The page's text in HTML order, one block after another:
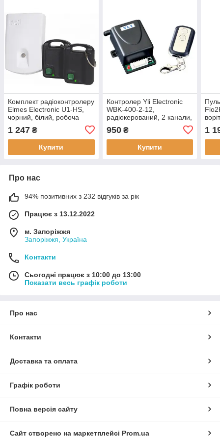
Комплект радіоконтролеру
Elmes Electronic U1-HS,
чорний, білий, робоча
1 247 ₴
Купити
Контролер Yli Electronic
WBK-400-2-12,
радіокерований, 2 канали,
12В, до 50 м, максимум
29 брелоків
950₴
Купити
1
Про нас
94% позитивних з 232 відгуків за рік
Працює з 13.12.2022
м. Запоріжжя
Запоріжжя, Україна
Контакти
Сьогодні працює з 10:00 до 13:00
Показати весь графік роботи
Про нас
Контакти
Доставка та оплата
Графік роботи
Повна версія сайту
Сайт створено на маркетплейсі Prom.ua